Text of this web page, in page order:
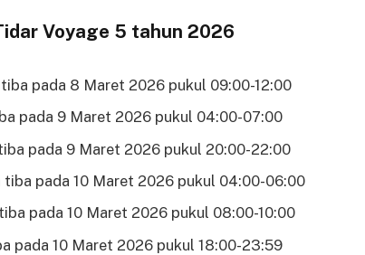
Voyage 5 tahun 2026
tiba pada 8 Maret 2026 pukul 09:00-12:00
pada 9 Maret 2026 pukul 04:00-07:00
pada 9 Maret 2026 pukul 20:00-22:00
tiba pada 10 Maret 2026 pukul 04:00-06:00
tiba pada 10 Maret 2026 pukul 08:00-10:00
pada 10 Maret 2026 pukul 18:00-23:59